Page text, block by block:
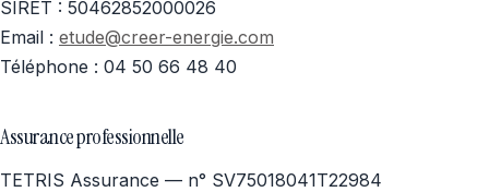
Recrutement
SIRET : 50462852000026
Email : etude@creer-energie.com
Téléphone : 04 50 66 48 40
Assurance professionnelle
TETRIS Assurance — n° SV75018041T22984